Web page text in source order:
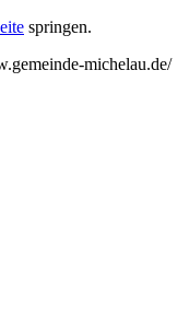
springen.
michelau.de/